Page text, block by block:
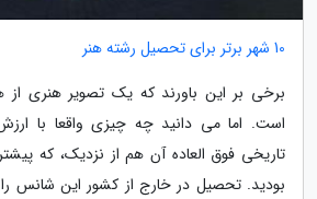
10 شهر برتر برای تحصیل رشته هنر
برخی بر این باورند که یک تصویر هنری از
است. اما می دانید چه چیزی واقعا با
تاریخی فوق العاده آن هم از نزدیک، که
بودید. تحصیل در خارج از کشور این شانس